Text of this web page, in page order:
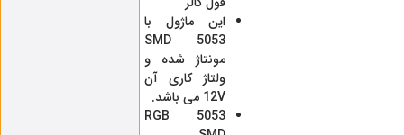
این ماژول با
SMD 5053
مونتاژ شده و
ولتاژ کاری آن
12V می باشد.
RGB 5053